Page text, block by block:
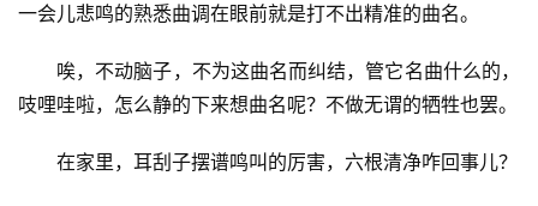
一会儿悲鸣的熟悉曲调在眼前就是打不出精准的曲名。
唉，不动脑子，不为这曲名而纠结，管它名曲什么的，
吱哩哇啦，怎么静的下来想曲名呢？不做无谓的牺牲也罢。
在家里，耳刮子摆谱鸣叫的厉害，六根清净咋回事儿？